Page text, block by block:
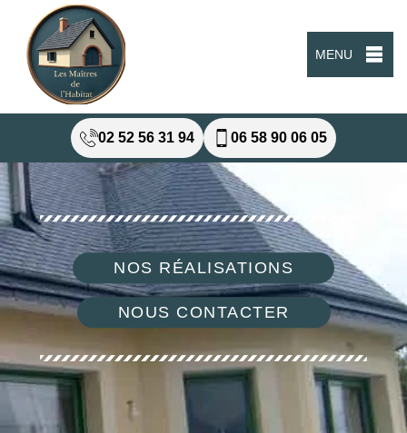
MENU
02 52 56 31 94 06 58 90 06 05
NOS RÉALISATIONS
NOUS CONTACTER